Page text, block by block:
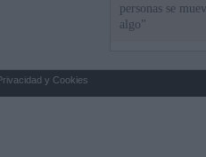
personas se
algo"
y Cookies